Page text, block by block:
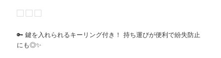
🔑鍵を入れられるキーリング付き！ 持ち運びが便利で紛失防止
にも◎✨